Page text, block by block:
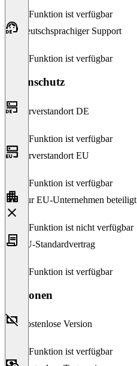
Diese Funktion ist verfügbar
Deutschsprachiger Support
Diese Funktion ist verfügbar
Datenschutz
Serverstandort DE
Diese Funktion ist verfügbar
Serverstandort EU
Diese Funktion ist verfügbar
Nur EU-Unternehmen beteiligt
Diese Funktion ist nicht verfügbar
EU-Standardvertrag
Diese Funktion ist verfügbar
Versionen
Kostenlose Version
Diese Funktion ist verfügbar